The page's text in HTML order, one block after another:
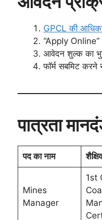
GPCL की
“Apply
आवेदन शुल्क का
फॉर्म सबमिट
पात्रता
पद का नाम
Mines
Manager
1st